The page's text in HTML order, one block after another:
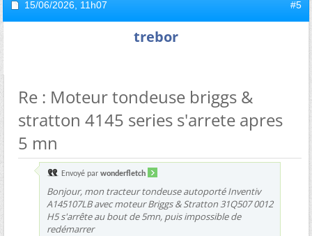
15/06/2026, 11h07 #5
trebor
Re : Moteur tondeuse briggs &
stratton 4145 series s'arrete apres
5 mn
Envoyé par wonderfletch
Bonjour, mon tracteur tondeuse autoporté Inventiv
A145107LB avec moteur Briggs & Stratton 31Q507 0012
H5 s'arrête au bout de 5mn, puis impossible de
redémarrer